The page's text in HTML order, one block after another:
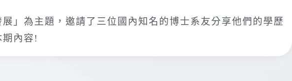
」為主題，邀請了三位國內知名的博士系友分享他們的學歷
期內容!